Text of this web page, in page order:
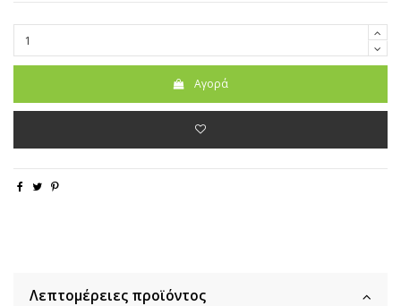
Αγορά
Λεπτομέρειες προϊόντος